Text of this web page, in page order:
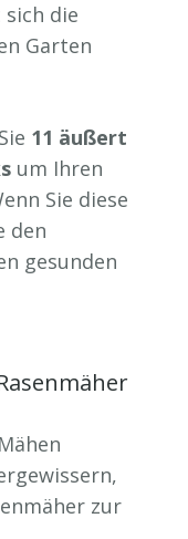
die
Garten
11 äußert
um Ihren
Sie diese
den
gesunden
zur